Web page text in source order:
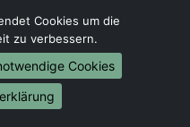
Bremen
Dresden
Cookies um die
zu verbessern.
Cookies